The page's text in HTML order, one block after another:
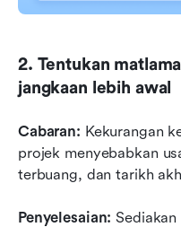
2. Tentukan
jangkaan lebih awal
Cabaran: Kekurangan
projek menyebabkan
terbuang, dan tarikh
Penyelesaian: